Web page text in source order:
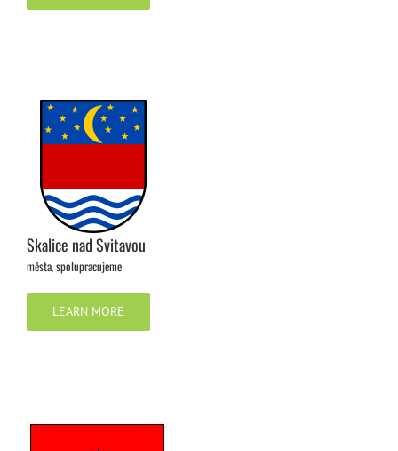
Skalice nad Svitavou
města,spolupracujeme
LEARN MORE